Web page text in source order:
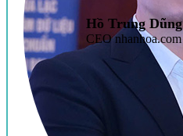
Hồ Trung Dũng
CEO nhanhoa.com